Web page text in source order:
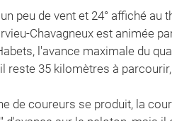
peu de vent et 24° affiché au
Chavagneux est animée
l'avance maximale du
35 kilomètres à
de coureurs se produit, la